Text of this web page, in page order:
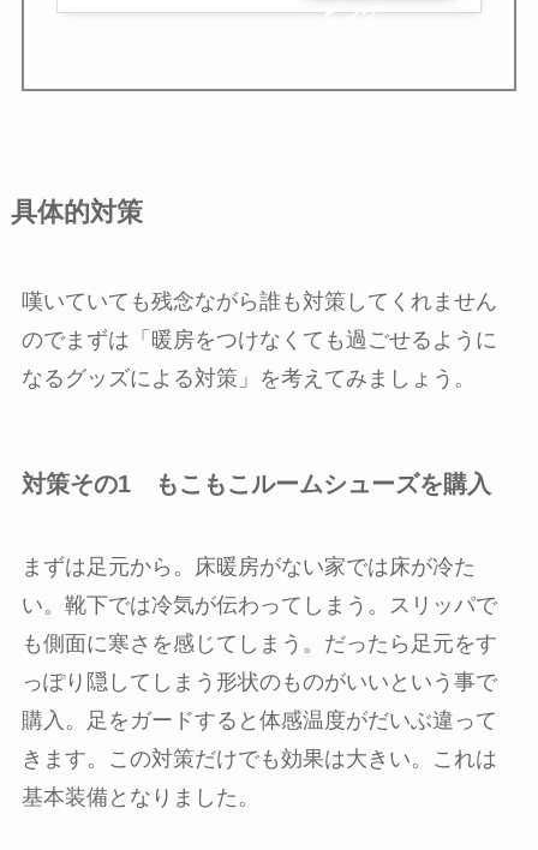
ピング
具体的対策
嘆いていても残念ながら誰も対策してくれません
のでまずは「暖房をつけなくても過ごせるように
なるグッズによる対策」を考えてみましょう。
対策その1 もこもこルームシューズを購入
まずは足元から。床暖房がない家では床が冷た
い。靴下では冷気が伝わってしまう。スリッパで
も側面に寒さを感じてしまう。だったら足元をす
っぽり隠してしまう形状のものがいいという事で
購入。足をガードすると体感温度がだいぶ違って
きます。この対策だけでも効果は大きい。これは
基本装備となりました。